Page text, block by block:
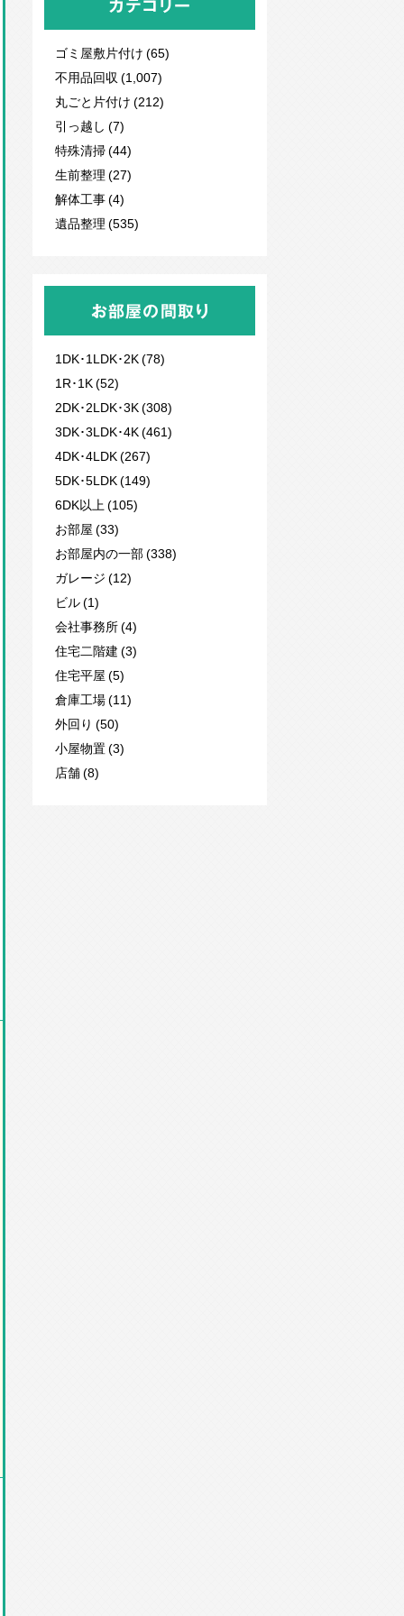
カテゴリー
ゴミ屋敷片付け (65)
不用品回収 (1,007)
丸ごと片付け (212)
引っ越し (7)
特殊清掃 (44)
生前整理 (27)
解体工事 (4)
遺品整理 (535)
お部屋の間取り
1DK･1LDK･2K (78)
1R･1K (52)
2DK･2LDK･3K (308)
3DK･3LDK･4K (461)
4DK･4LDK (267)
5DK･5LDK (149)
6DK以上 (105)
お部屋 (33)
お部屋内の一部 (338)
ガレージ (12)
ビル (1)
会社事務所 (4)
住宅二階建 (3)
住宅平屋 (5)
倉庫工場 (11)
外回り (50)
小屋物置 (3)
店舗 (8)